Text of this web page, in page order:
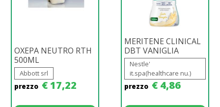
OXEPA NEUTRO RTH
500ML
Abbott srl
prezzo € 17,22
MERITENE CLINICAL
DBT VANIGLIA
Nestle'
it.spa(healthcare nu.)
prezzo € 4,86